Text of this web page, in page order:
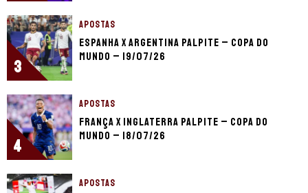
3
APOSTAS
Espanha x Argentina palpite – Copa do
Mundo – 19/07/26
4
APOSTAS
França x Inglaterra palpite – Copa do
Mundo – 18/07/26
APOSTAS